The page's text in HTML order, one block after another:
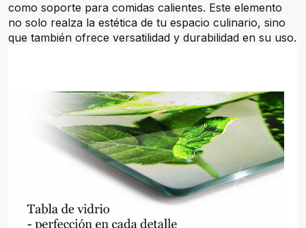
como soporte para comidas calientes. Este elemento
no solo realza la estética de tu espacio culinario, sino
que también ofrece versatilidad y durabilidad en su uso.